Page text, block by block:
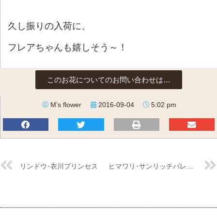
久し振りの入荷に、
フレアちゃんも嬉しそう～！
このお花についてのお問い合わせは…
M’s flower 2016-09-04 5:02 pm
リンドウ･衣川プリンセス